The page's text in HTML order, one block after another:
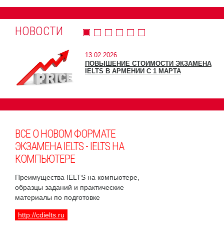
НОВОСТИ
13.02.2026
ПОВЫШЕНИЕ СТОИМОСТИ ЭКЗАМЕНА
IELTS В АРМЕНИИ С 1 МАРТА
ВСЕ О НОВОМ ФОРМАТЕ
ЭКЗАМЕНА IELTS - IELTS НА
КОМПЬЮТЕРЕ
Преимущества IELTS на компьютере,
образцы заданий и практические
материалы по подготовке
http://cdielts.ru